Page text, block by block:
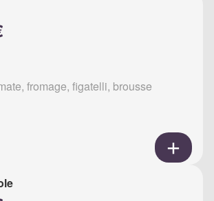
fromage, figatelli, brousse